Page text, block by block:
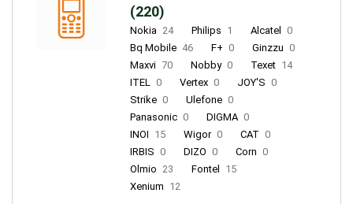
(220)
Nokia 24 Philips 1 Alcatel
0
Bq Mobile 46 F+ 0 Ginzzu 0
Maxvi 70 Nobby 0 Texet 14
ITEL 0 Vertex 0 JOY'S 0
Strike 0 Ulefone 0
Panasonic 0 DIGMA 0
INOI 15 Wigor 0 CAT 0
IRBIS 0 DIZO 0 Corn 0
Olmio 23 Fontel
15
Xenium 12